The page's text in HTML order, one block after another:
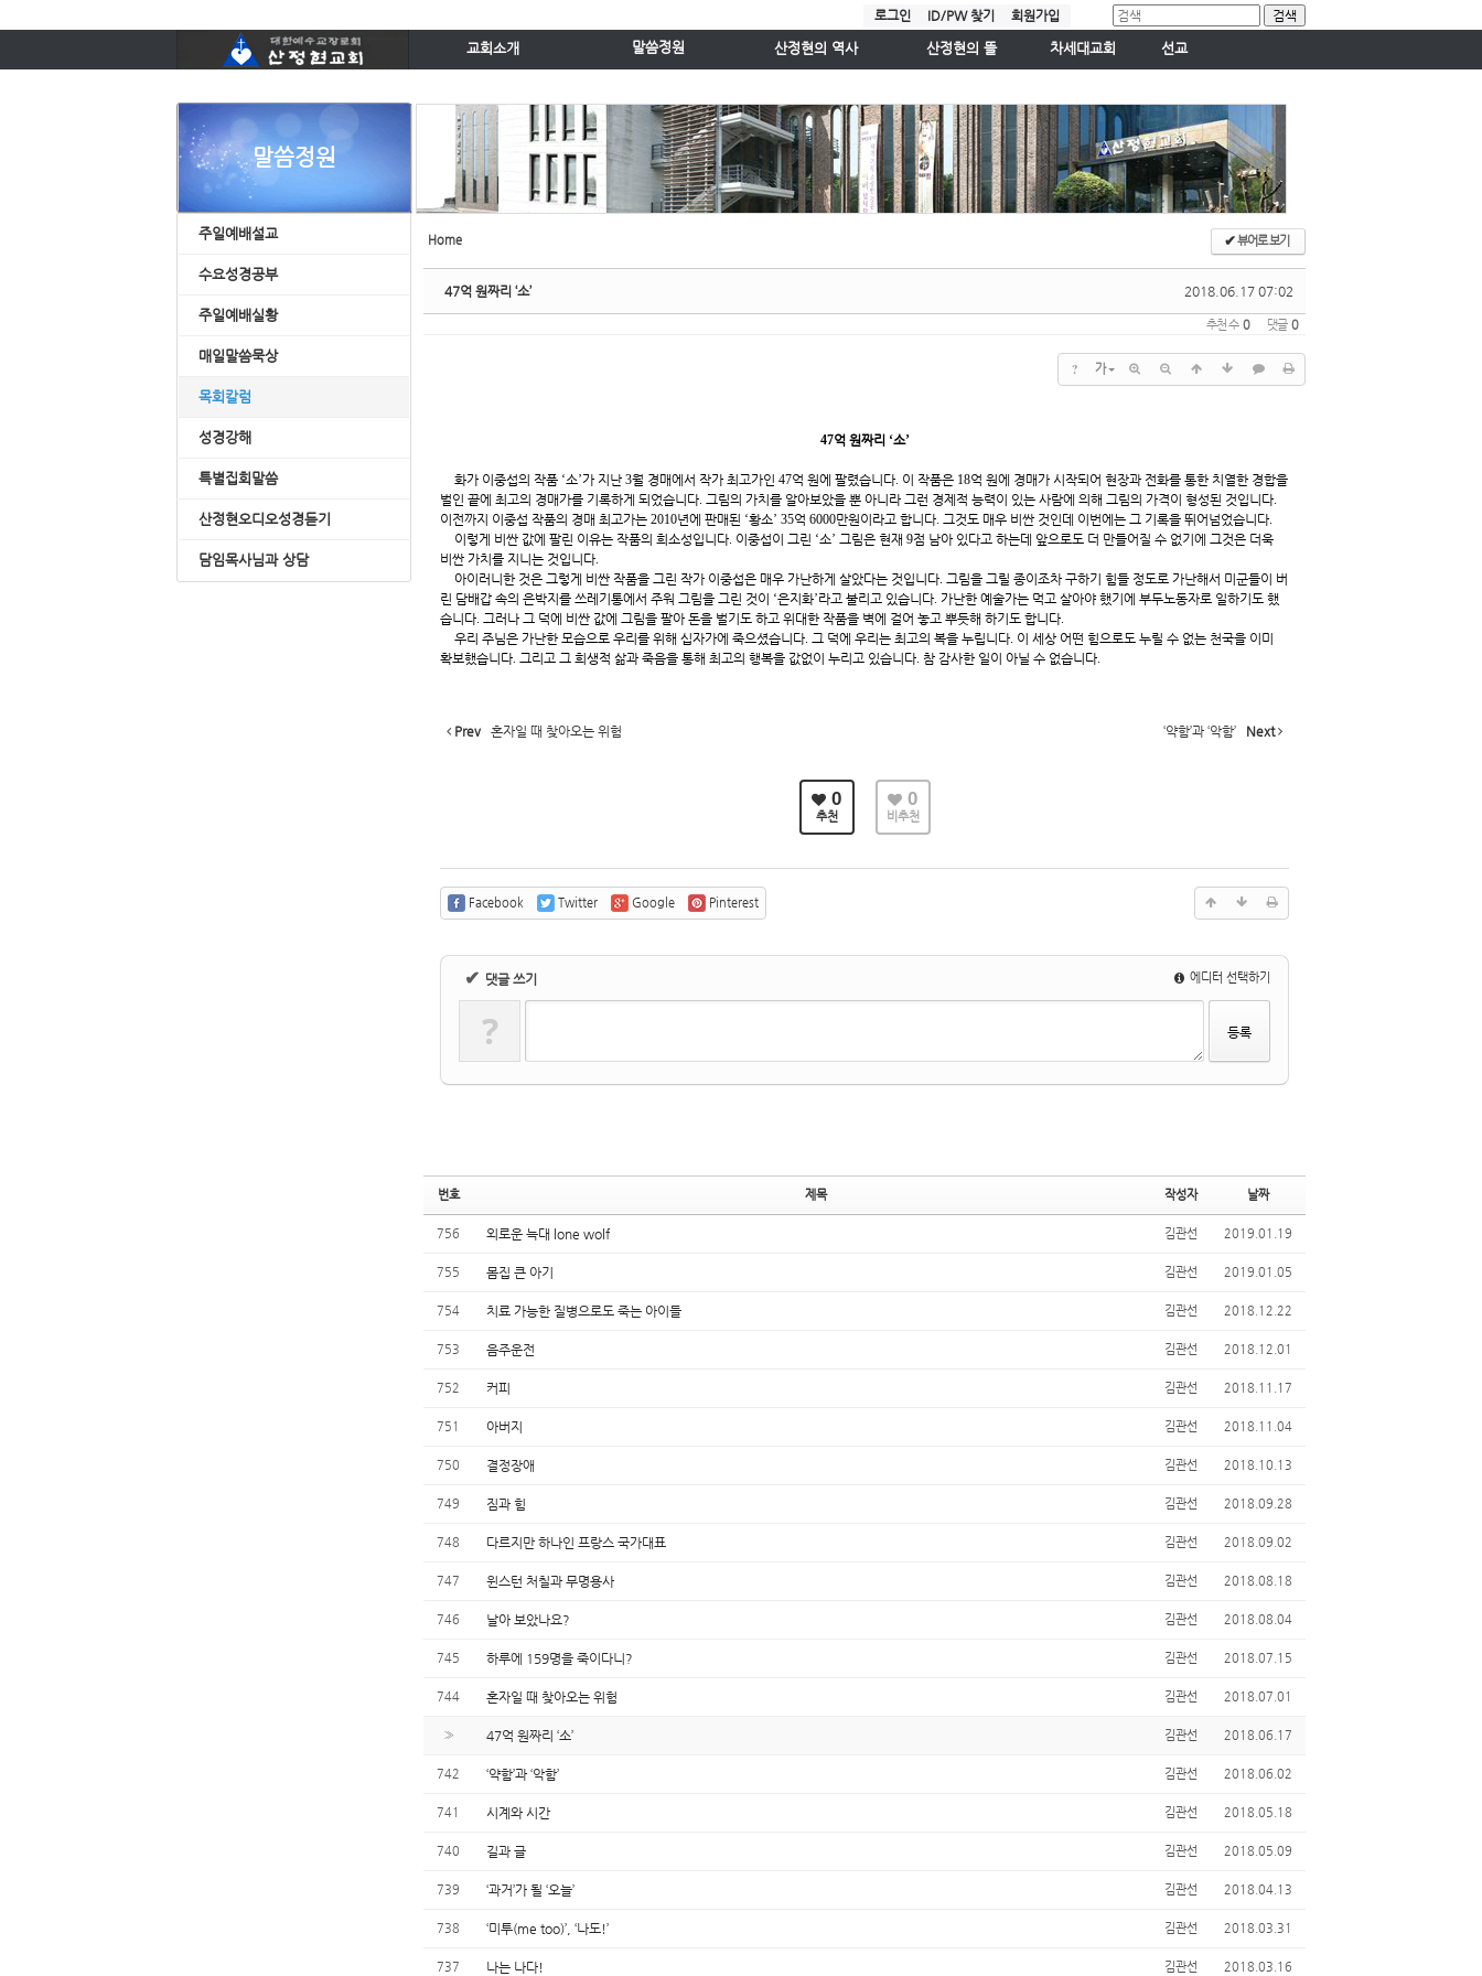
회원가입
ID/PW 찾기
로그인
교회소개
예배시간 안내
섬기는분들
교회시설안내
주보
소그룹과 시스템안내
말씀정원
수요성경공부
주일예배실황
매일말씀묵상
목회칼럼
성경강해
산정현의 역사
평양 산정현교회
서울 산정현교회
산정현의 뜰
사진게시판
찬양대
사랑마을 목요학교
차세대교회
꿈나무교회
청소년교회
젊은이교회
선교
국외선교
말씀정원
주일예배설교
수요성경공부
주일예배실황
매일말씀묵상
목회칼럼
성경강해
특별집회말씀
산정현오디오성경듣기
담임목사님과 상담
Home ✔뷰어로 보기
2018.06.17 07:02
47억 원짜리 ‘소’
추천 수 0 댓글 0
? 가
47억 원짜리 ‘소’
화가 이중섭의 작품 ‘소’가 지난3월 경매에서 작가 최고가인47억 원에 팔렸습니다. 이 작품은 18억 원에 경매가 시작되어 현장과 전화를 통한 치열한 경합을
벌인 끝에 최고의 경매가를 기록하게 되었습니다. 그림의 가치를 알아보았을 뿐 아니라 그런 경제적 능력이 있는 사람에 의해 그림의 가격이 형성된 것입니다.
이전까지 이중섭 작품의 경매 최고가는 2010년에 판매된 ‘황소’ 35억 6000만원이라고 합니다. 그것도 매우 비싼 것인데 이번에는 그 기록을 뛰어넘었습니다.
이렇게 비싼 값에 팔린 이유는 작품의 희소성입니다. 이중섭이 그린 ‘소’그림은 현재9점 남아 있다고 하는데 앞으로도 더 만들어질 수 없기에 그것은 더욱
비싼 가치를 지니는 것입니다.
아이러니한 것은 그렇게 비싼 작품을 그린 작가 이중섭은 매우 가난하게 살았다는 것입니다.그림을 그릴 종이조차 구하기 힘들 정도로 가난해서 미군들이 버
린 담배갑 속의 은박지를 쓰레기통에서 주워 그림을 그린 것이 ‘은지화’라고 불리고 있습니다. 가난한 예술가는 먹고 살아야 했기에 부두노동자로 일하기도 했
습니다. 그러나 그 덕에 비싼 값에 그림을 팔아 돈을 벌기도 하고 위대한 작품을 벽에 걸어 놓고 뿌듯해 하기도 합니다.
우리 주님은 가난한 모습으로 우리를 위해 십자가에 죽으셨습니다.그 덕에 우리는 최고의 복을 누립니다. 이 세상 어떤 힘으로도 누릴 수 없는 천국을 이미
확보했습니다. 그리고 그 희생적 삶과 죽음을 통해 최고의 행복을 값없이 누리고 있습니다. 참 감사한 일이 아닐 수 없습니다.
Prev 혼자일 때 찾아오는 위험 ‘약함’과 ‘악함’ Next
0
추천
0
비추천
Facebook Twitter Google Pinterest
✔ 댓글 쓰기 에디터 선택하기
?
번호 제목 작성자 날짜
756 외로운 늑대 lone wolf 김관선 2019.01.19
755 몸집 큰 아기 김관선 2019.01.05
754 치료 가능한 질병으로도 죽는 아이들 김관선 2018.12.22
753 음주운전 김관선 2018.12.01
752 커피 김관선 2018.11.17
751 아버지 김관선 2018.11.04
750 결정장애 김관선 2018.10.13
749 짐과 힘 김관선 2018.09.28
748 다르지만 하나인 프랑스 국가대표 김관선 2018.09.02
747 윈스턴 처칠과 무명용사 김관선 2018.08.18
746 날아 보았나요? 김관선 2018.08.04
745 하루에 159명을 죽이다니? 김관선 2018.07.15
744 혼자일 때 찾아오는 위험 김관선 2018.07.01
» 47억 원짜리 ‘소’ 김관선 2018.06.17
742 ‘약함’과 ‘악함’ 김관선 2018.06.02
741 시계와 시간 김관선 2018.05.18
740 길과 글 김관선 2018.05.09
739 ‘과거’가 될 ‘오늘’ 김관선 2018.04.13
738 ‘미투(me too)’, ‘나도!’ 김관선 2018.03.31
737 나는 나다! 김관선 2018.03.16
Sketchbook5, 스케치북5
Sketchbook5, 스케치북5
Sketchbook5, 스케치북5
Sketchbook5, 스케치북5